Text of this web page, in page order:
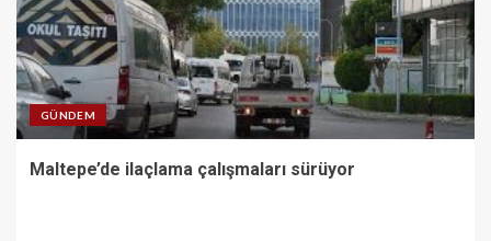
GÜNDEM
Maltepe’de ilaçlama çalışmaları sürüyor